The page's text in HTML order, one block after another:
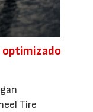
optimizado
Tire